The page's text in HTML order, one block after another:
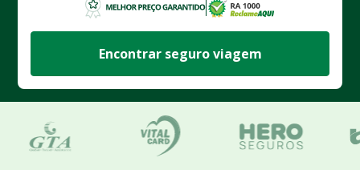
Encontrar seguro viagem